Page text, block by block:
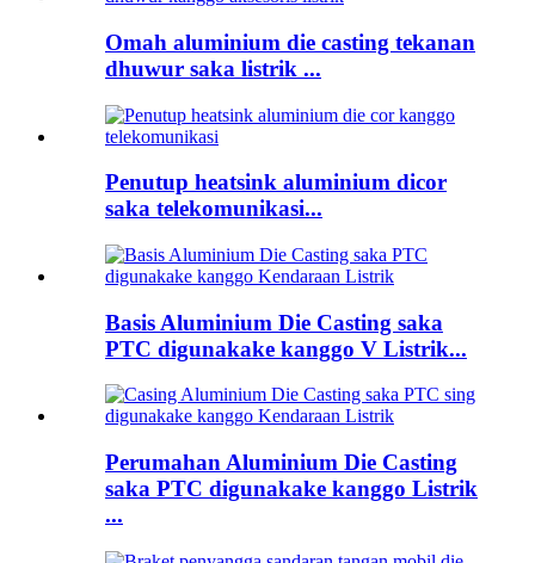
Omah aluminium die casting tekanan
dhuwur saka listrik ...
Penutup heatsink aluminium dicor
saka telekomunikasi...
Basis Aluminium Die Casting saka
PTC digunakake kanggo V Listrik...
Perumahan Aluminium Die Casting
saka PTC digunakake kanggo Listrik
...